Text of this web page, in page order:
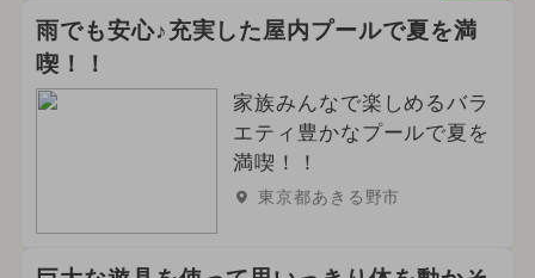
雨でも安心♪充実した屋内プールで夏を満
喫！！
家族みんなで楽しめるバラ
エティ豊かなプールで夏を
満喫！！
東京都あきる野市